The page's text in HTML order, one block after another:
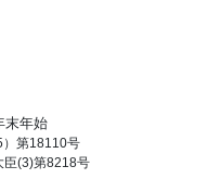
末年始
第18110号
(3)第8218号